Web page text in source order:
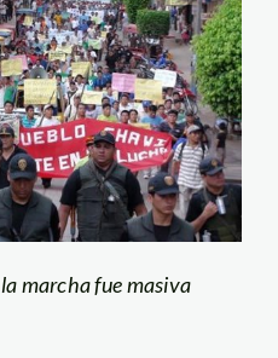
marcha fue masiva